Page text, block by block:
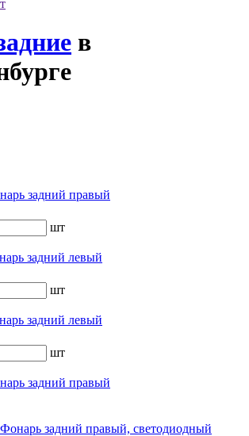
в
задний правый
шт
задний левый
шт
задний левый
шт
задний правый
задний правый, светодиодный